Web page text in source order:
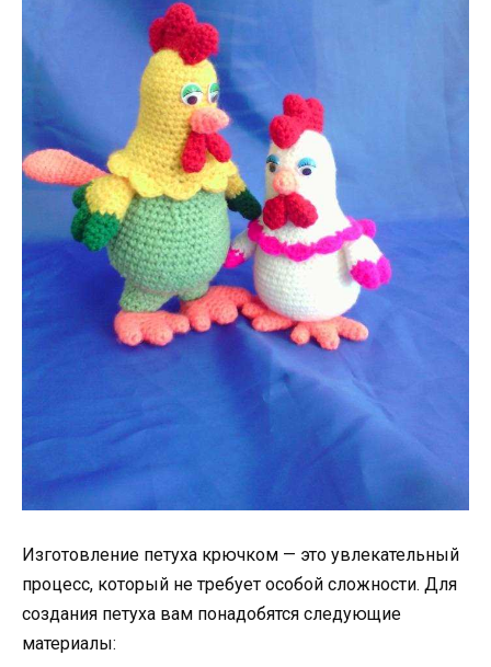
Изготовление петуха крючком — это увлекательный
процесс, который не требует особой сложности. Для
создания петуха вам понадобятся следующие
материалы: